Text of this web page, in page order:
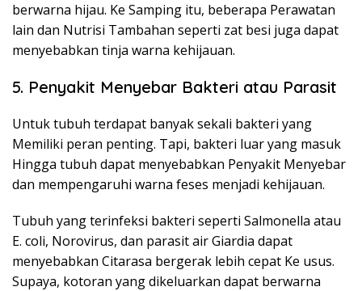
berwarna hijau. Ke Samping itu, beberapa Perawatan
lain dan Nutrisi Tambahan seperti zat besi juga dapat
menyebabkan tinja warna kehijauan.
5. Penyakit Menyebar Bakteri atau Parasit
Untuk tubuh terdapat banyak sekali bakteri yang
Memiliki peran penting. Tapi, bakteri luar yang masuk
Hingga tubuh dapat menyebabkan Penyakit Menyebar
dan mempengaruhi warna feses menjadi kehijauan.
Tubuh yang terinfeksi bakteri seperti Salmonella atau
E. coli, Norovirus, dan parasit air Giardia dapat
menyebabkan Citarasa bergerak lebih cepat Ke usus.
Supaya, kotoran yang dikeluarkan dapat berwarna